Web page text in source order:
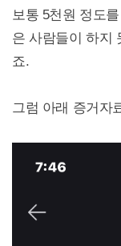
보통 5천원 정도
은 사람들이 하지
죠.
그럼 아래 증거자